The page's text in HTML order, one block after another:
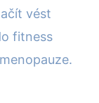
vést
fitness